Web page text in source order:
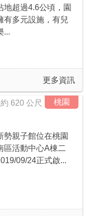
地超過4.6公頃，園
有多元設施，有兒
...
更多資訊
桃園
約 620 公尺
勢親子館位在桃園
區活動中心A棟二
09/24正式啟...